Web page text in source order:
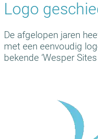
Logo
De afgelopen jaren
met een eenvoudig
bekende ‘Wesper